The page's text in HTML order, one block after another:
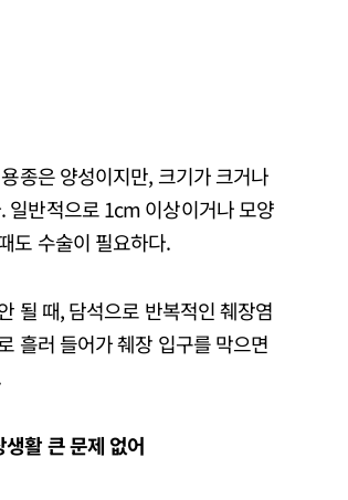
종은 양성이지만, 크기가 크거나
일반적으로 1cm 이상이거나 모양
도 수술이 필요하다.
될 때, 담석으로 반복적인 췌장염
흘러 들어가 췌장 입구를 막으면
활 큰 문제 없어